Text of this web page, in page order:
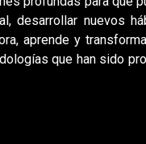
desarrollar nuevos
aprende y
que han sido